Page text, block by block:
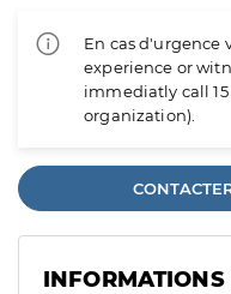
En cas d'urgence
experience or
immediatly call
organization).
INFORMATIONS